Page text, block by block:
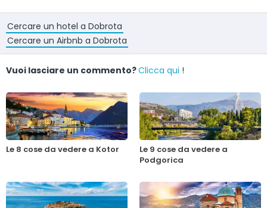
Cercare un hotel a Dobrota
Cercare un Airbnb a Dobrota
Vuoi lasciare un commento?Clicca qui !
Le 8 cose da vedere a Kotor
Le 9 cose da vedere a
Podgorica